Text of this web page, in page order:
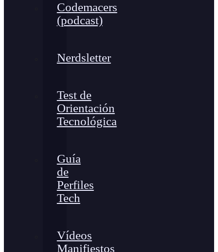
Codemacers
(podcast)
Nerdsletter
Test de
Orientación
Tecnológica
Guía
de
Perfiles
Tech
Vídeos
Manifiestos